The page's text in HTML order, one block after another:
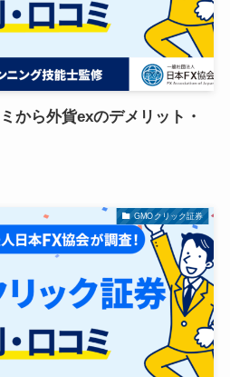
から外貨exのデメリット・
GMOクリック証券